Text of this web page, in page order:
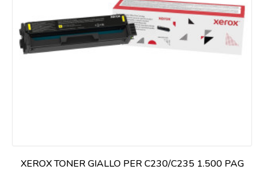
XEROX TONER GIALLO PER C230/C235 1.500 PAG